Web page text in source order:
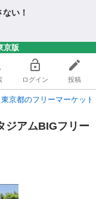
い！
京版
ログイン 投稿
東京都のフリーマーケット
ジアムBIGフリー